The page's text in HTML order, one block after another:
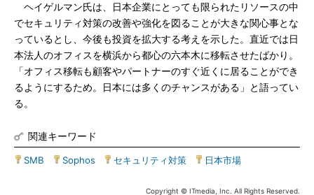
ヘイゲルマン氏は、日本企業にとっても限られたリソースの中
でセキュリティ対策の改善や強化を図ることが大きな関心事とな
っているとし、今後も投資を拡大する考えを示した。直近では日
本法人のオフィスを横浜から都心の六本木に移転させたばかり。
「オフィス移転も顧客やパートナーのすぐ近くに居ることができ
るようにするため。日本には多くのチャンスがある」と語ってい
る。
関連キーワード
SMB Sophos セキュリティ対策 日本市場
Copyright © ITmedia, Inc. All Rights Reserved.